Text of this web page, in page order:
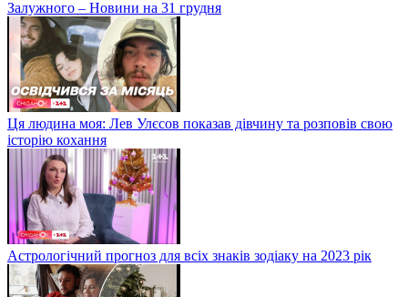
Залужного – Новини на 31 грудня
Ця людина моя: Лев Улєсов показав дівчину та розповів свою
історію кохання
Астрологічний прогноз для всіх знаків зодіаку на 2023 рік